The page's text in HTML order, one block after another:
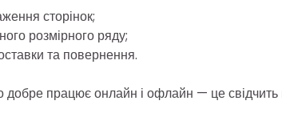
сторінок;
розмірного ряду;
та повернення.
працює онлайн і офлайн — це свідчить